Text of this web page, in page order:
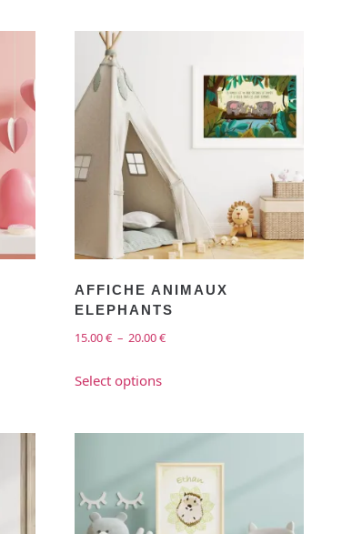
AFFICHE ANIMAUX
ELEPHANTS
15.00€ – 20.00€
Select options